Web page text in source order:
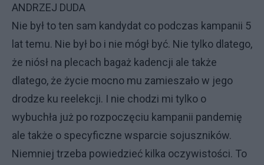
ANDRZEJ DUDA
Nie był to ten sam kandydat co podczas kampanii 5
lat temu. Nie był bo i nie mógł być. Nie tylko dlatego,
że niósł na plecach bagaż kadencji ale także
dlatego, że życie mocno mu zamieszało w jego
drodze ku reelekcji. I nie chodzi mi tylko o
wybuchła już po rozpoczęciu kampanii pandemię
ale także o specyficzne wsparcie sojuszników.
Niemniej trzeba powiedzieć kilka oczywistości. To